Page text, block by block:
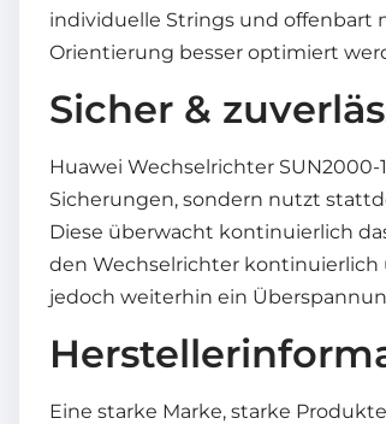
individuelle Strings und offenbart
Orientierung besser optimiert
Sicher &
Huawei Wechselrichter SUN2000-
Sicherungen, sondern nutzt
Diese überwacht kontinuierlich
den Wechselrichter kontinuierlich
jedoch weiterhin ein
Eine starke Marke, starke